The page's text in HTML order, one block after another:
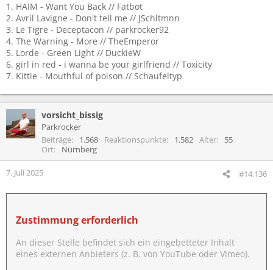
1. HAIM - Want You Back // Fatbot
2. Avril Lavigne - Don't tell me // JSchltmnn
3. Le Tigre - Deceptacon // parkrocker92
4. The Warning - More // TheEmperor
5. Lorde - Green Light // DuckieW
6. girl in red - i wanna be your girlfriend // Toxicity
7. Kittie - Mouthful of poison // Schaufeltyp
vorsicht_bissig
Parkrocker
Beiträge
1.568 Reaktionspunkte 1.582 Alter
55
Ort
Nürnberg
7. Juli 2025 #14.136
Zustimmung erforderlich
An dieser Stelle befindet sich ein eingebetteter Inhalt
eines externen Anbieters (z. B. von YouTube oder Vimeo).